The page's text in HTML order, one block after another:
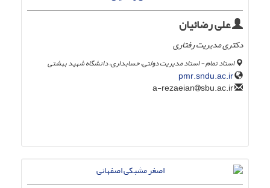
علی رضائیان
دکتری مدیریت رفتاری
استاد تمام - استاد مدیریت دولتی، حسابداری، دانشگاه شهید بهشتی
pmr.sndu.ac.ir
sbu.ac.ir